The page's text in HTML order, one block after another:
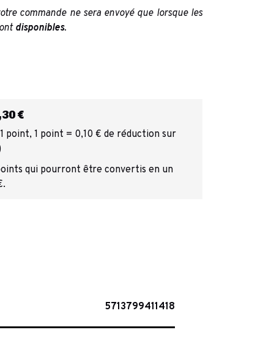
commande ne sera envoyé que lorsque les
disponibles.
€
point, 1 point = 0,10 € de réduction sur
qui pourront être convertis en un
5713799411418